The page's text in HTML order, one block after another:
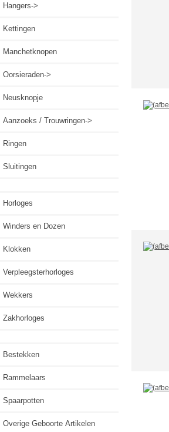
Hangers->
Kettingen
Manchetknopen
Oorsieraden->
Neusknopje
Aanzoeks / Trouwringen->
Ringen
Sluitingen
Horloges
Winders en Dozen
Klokken
Verpleegsterhorloges
Wekkers
Zakhorloges
Bestekken
Rammelaars
Spaarpotten
Overige Geboorte Artikelen